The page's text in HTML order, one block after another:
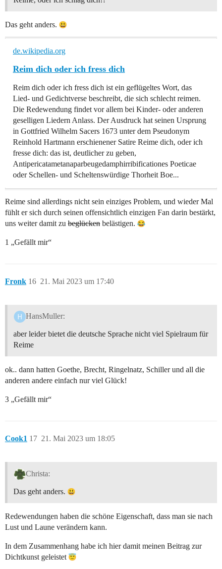
Das geht anders.
de.wikipedia.org
Reim dich oder ich fress dich
Reim dich oder ich fress dich ist ein geflügeltes Wort, das
Lied- und Gedichtverse beschreibt, die sich schlecht reimen.
Die Redewendung findet vor allem bei Kinder- oder anderen
geselligen Liedern Anlass. Der Ausdruck hat seinen Ursprung
in Gottfried Wilhelm Sacers 1673 unter dem Pseudonym
Reinhold Hartmann erschienener Satire Reime dich, oder ich
fresse dich: das ist, deutlicher zu geben,
Antipericatametanaparbeugedamphirribificationes Poeticae
oder Schellen- und Scheltenswürdige Thorheit Boe...
Reime sind allerdings nicht sein einziges Problem, und wieder Mal
fühlt er sich durch seinen offensichtlich einzigen Fan darin bestärkt,
uns weiter damit zu beglücken belästigen.
1 „Gefällt mir“
Fronk 21. Mai 2023 um 17:40
16
HansMuller:
aber leider bietet die deutsche Sprache nicht viel Spielraum für
Reime
ok.. dann hatten Goethe, Brecht, Ringelnatz, Schiller und all die
anderen andere einfach nur viel Glück!
3 „Gefällt mir“
Cook1 21. Mai 2023 um 18:05
17
Christa:
Das geht anders.
Redewendungen haben die schöne Eigenschaft, dass man sie nach
Lust und Laune verändern kann.
In dem Zusammenhang habe ich hier damit meinen Beitrag zur
Dichtkunst geleistet